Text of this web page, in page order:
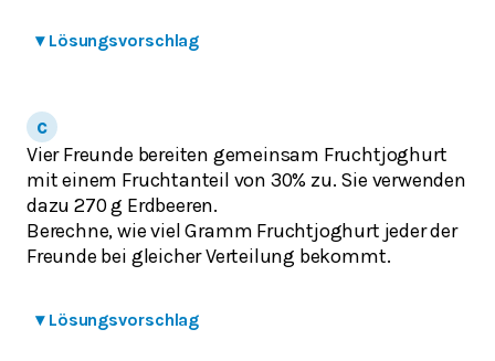
▾ Lösungsvorschlag
Vier Freunde bereiten gemeinsam Fruchtjoghurt
mit einem Fruchtanteil von 30% zu. Sie verwenden
dazu 270 g Erdbeeren.
Berechne, wie viel Gramm Fruchtjoghurt jeder der
Freunde bei gleicher Verteilung bekommt.
▾ Lösungsvorschlag